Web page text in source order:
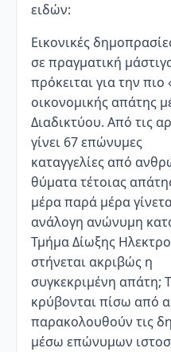
ειδών:
Εικονικές
σε πραγματική
πρόκειται για την
οικονομικής απάτης
Διαδικτύου. Από τις
γίνει 67 επώνυμες
καταγγελίες από
θύματα τέτοιας
μέρα παρά μέρα
ανάλογη ανώνυμη
Τμήμα Δίωξης
στήνεται ακριβώς η
συγκεκριμένη
κρύβονται πίσω από
παρακολουθούν τις
μέσω επώνυμων